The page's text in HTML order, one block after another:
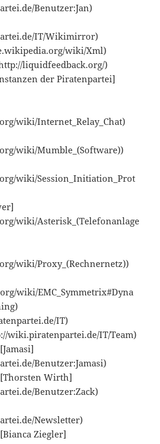
Benutzer:Jan)
IT/Wikimirror)
wiki/Xml)
liquidfeedback.org/)
der Piratenpartei]
wiki/Internet_Relay_Chat)
wiki/Mumble_(Software))
wiki/Session_Initiation_Prot
wiki/Asterisk_(Telefonanlage
wiki/Proxy_(Rechnernetz))
wiki/EMC_Symmetrix#Dyna
IT)
wiki.piratenpartei.de/IT/Team)
Benutzer:Jamasi)
Wirth]
Benutzer:Zack)
Newsletter)
Ziegler]